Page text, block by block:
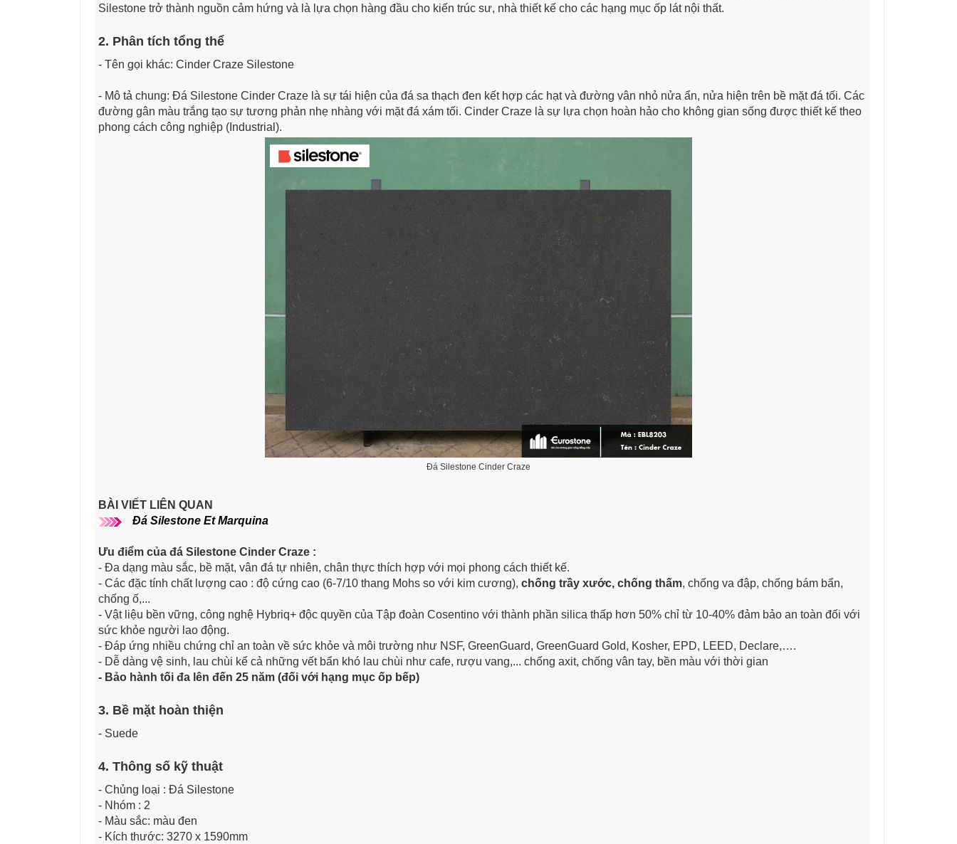
Silestone trở thành nguồn cảm hứng và là lựa chọn hàng đầu cho kiến trúc sư, nhà thiết kế cho các hạng mục ốp lát nội thất.
2. Phân tích tổng thể
- Tên gọi khác: Cinder Craze Silestone
- Mô tả chung: Đá Silestone Cinder Craze là sự tái hiện của đá sa thạch đen kết hợp các hạt và đường vân nhỏ nửa ẩn, nửa hiện trên bề mặt đá tối. Các
đường gân màu trắng tạo sự tương phản nhẹ nhàng với mặt đá xám tối. Cinder Craze là sự lựa chọn hoàn hảo cho không gian sống được thiết kế theo
phong cách công nghiệp (Industrial).
Đá Silestone Cinder Craze
BÀI VIẾT LIÊN QUAN
Đá Silestone Et Marquina
Ưu điểm của đá Silestone Cinder Craze ​:
- Đa dạng màu sắc, bề mặt, vân đá tự nhiên, chân thực thích hợp với mọi phong cách thiết kế.
- Các đặc tính chất lượng cao : độ cứng cao (6-7/10 thang Mohs so với kim cương), chống trầy xước, chống thấm, chống va đập, chống bám bẩn,
chống ố,...
- Vật liệu bền vững, công nghệ Hybriq+ độc quyền của Tập đoàn Cosentino với thành phần silica thấp hơn 50% chỉ từ 10-40% đảm bảo an toàn đối với
sức khỏe người lao động.
- Đáp ứng nhiều chứng chỉ an toàn về sức khỏe và môi trường như NSF, GreenGuard, GreenGuard Gold, Kosher, EPD, LEED, Declare,….
- Dễ dàng vệ sinh, lau chùi kể cả những vết bẩn khó lau chùi như cafe, rượu vang,... chống axit, chống vân tay, bền màu với thời gian
- Bảo hành tối đa lên đến 25 năm (đối với hạng mục ốp bếp)
3. Bề mặt hoàn thiện
- Suede
4. Thông số kỹ thuật
- Chủng loại : Đá Silestone
- Nhóm : 2
- Màu sắc: màu đen
- Kích thước: 3270 x 1590mm